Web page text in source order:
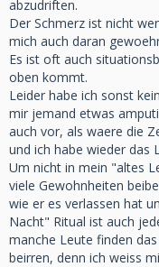
abzudriften.
Der Schmerz ist nicht
mich auch daran
Es ist oft auch
oben kommt.
Leider habe ich sonst
mir jemand etwas
auch vor, als waere die
und ich habe wieder das
Um nicht in mein "altes
viele Gewohnheiten
wie er es verlassen hat
Nacht" Ritual ist auch
manche Leute finden
beirren, denn ich weiss